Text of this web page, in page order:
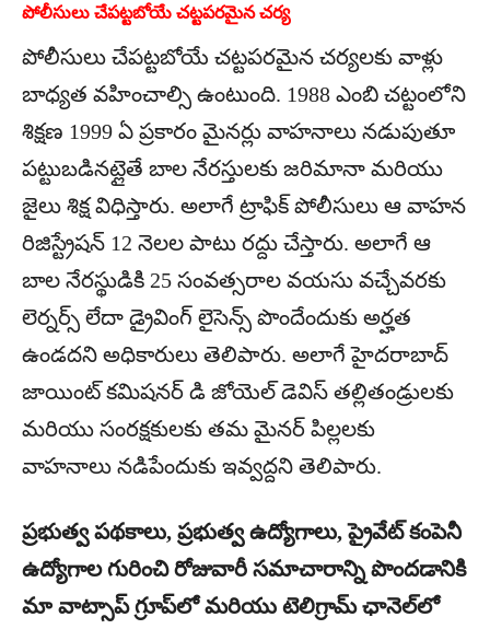
పోలీసులు చేపట్టబోయే చట్టపరమైన చర్య
పోలీసులు చేపట్టబోయే చట్టపరమైన చర్యలకు వాళ్లు
బాధ్యత వహించాల్సి ఉంటుంది. 1988 ఎంబి చట్టంలోని
శిక్షణ 1999 ఏ ప్రకారం మైనర్లు వాహనాలు నడుపుతూ
పట్టుబడినట్లైతే బాల నేరస్తులకు జరిమానా మరియు
జైలు శిక్ష విధిస్తారు. అలాగే ట్రాఫిక్ పోలీసులు ఆ వాహన
రిజిస్ట్రేషన్ 12 నెలల పాటు రద్దు చేస్తారు. అలాగే ఆ
బాల నేరస్థుడికి 25 సంవత్సరాల వయసు వచ్చేవరకు
లెర్నర్స్ లేదా డ్రైవింగ్ లైసెన్స్ పొందేందుకు అర్హత
ఉండదని అధికారులు తెలిపారు. అలాగే హైదరాబాద్
జాయింట్ కమిషనర్ డి జోయెల్ డెవిస్ తల్లితండ్రులకు
మరియు సంరక్షకులకు తమ మైనర్ పిల్లలకు
వాహనాలు నడిపేందుకు ఇవ్వద్దని తెలిపారు.
ప్రభుత్వ పథకాలు, ప్రభుత్వ ఉద్యోగాలు, ప్రైవేట్ కంపెనీ
ఉద్యోగాల గురించి రోజువారీ సమాచారాన్ని పొందడానికి
మా వాట్సాప్ గ్రూప్‌లో మరియు టెలిగ్రామ్ ఛానెల్‌లో